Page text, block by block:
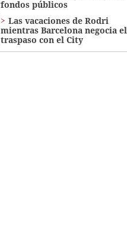
fondos públicos
Las vacaciones de Rodri
mientras Barcelona negocia el
traspaso con el City